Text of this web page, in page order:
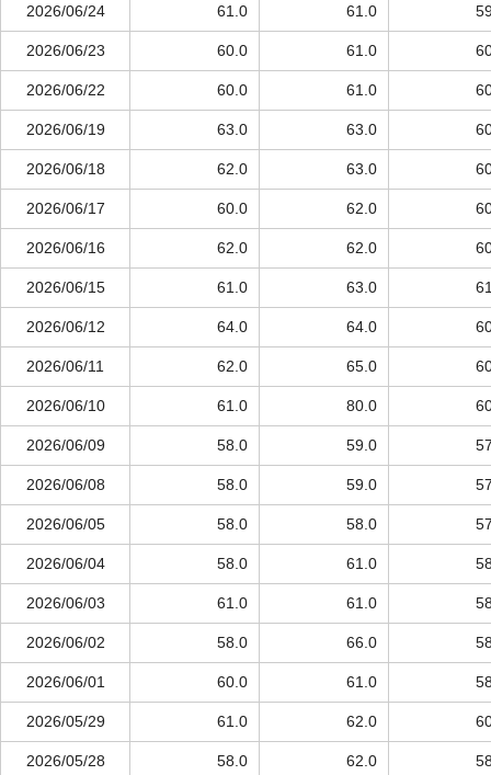
2026/06/24 61.0 61.0
2026/06/23 60.0 61.0
2026/06/22 60.0 61.0
2026/06/19 63.0 63.0
2026/06/18 62.0 63.0
2026/06/17 60.0 62.0
2026/06/16 62.0 62.0
2026/06/15 61.0 63.0
2026/06/12 64.0 64.0
2026/06/11 62.0 65.0
2026/06/10 61.0 80.0
2026/06/09 58.0 59.0
2026/06/08 58.0 59.0
2026/06/05 58.0 58.0
2026/06/04 58.0 61.0
2026/06/03 61.0 61.0
2026/06/02 58.0 66.0
2026/06/01 60.0 61.0
2026/05/29 61.0 62.0
2026/05/28 58.0 62.0